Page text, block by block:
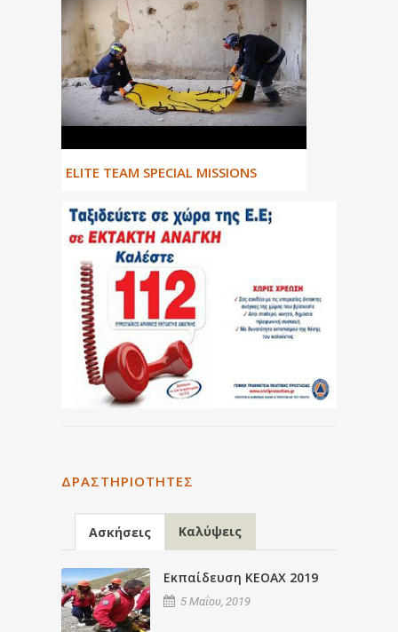
ΕLITE TEAM SPECIAL MISSIONS
ΔΡΑΣΤΗΡΙΌΤΗΤΕΣ
Ασκήσεις Καλύψεις
Εκπαίδευση ΚΕΟΑΧ 2019
5 Μαΐου, 2019